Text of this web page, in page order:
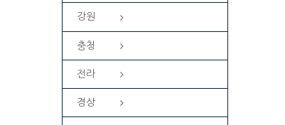
강원
충청
전라
경상